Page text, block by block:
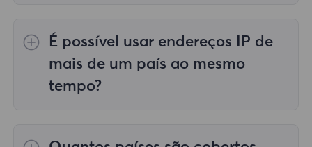
todo o mundo;
Proxies residenciais ilimitados
não apoia a seleção de representantes para
países/regiões específicos;
residenciais estáticos
É possível usar endereços IP de
mais de um país ao mesmo
tempo?